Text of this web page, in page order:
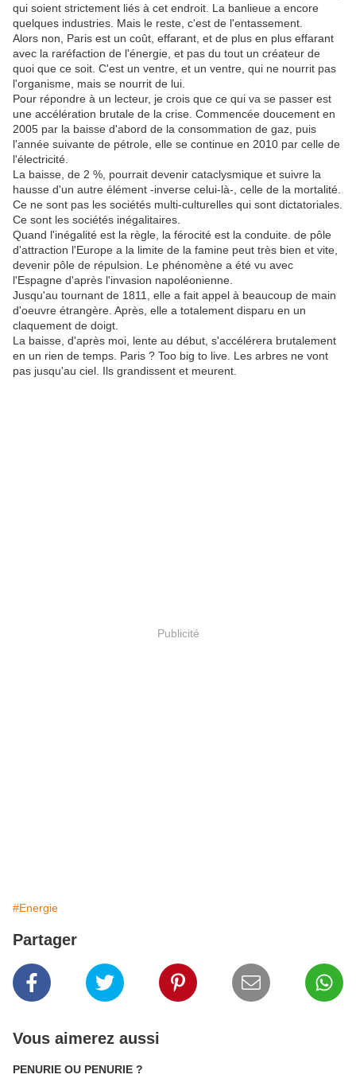
qui soient strictement liés à cet endroit. La banlieue a encore
quelques industries. Mais le reste, c'est de l'entassement.
Alors non, Paris est un coût, effarant, et de plus en plus effarant
avec la raréfaction de l'énergie, et pas du tout un créateur de
quoi que ce soit. C'est un ventre, et un ventre, qui ne nourrit pas
l'organisme, mais se nourrit de lui.
Pour répondre à un lecteur, je crois que ce qui va se passer est
une accélération brutale de la crise. Commencée doucement en
2005 par la baisse d'abord de la consommation de gaz, puis
l'année suivante de pétrole, elle se continue en 2010 par celle de
l'électricité.
La baisse, de 2 %, pourrait devenir cataclysmique et suivre la
hausse d'un autre élément -inverse celui-là-, celle de la mortalité.
Ce ne sont pas les sociétés multi-culturelles qui sont dictatoriales.
Ce sont les sociétés inégalitaires.
Quand l'inégalité est la règle, la férocité est la conduite. de pôle
d'attraction l'Europe a la limite de la famine peut très bien et vite,
devenir pôle de répulsion. Le phénomène a été vu avec
l'Espagne d'après l'invasion napoléonienne.
Jusqu'au tournant de 1811, elle a fait appel à beaucoup de main
d'oeuvre étrangère. Après, elle a totalement disparu en un
claquement de doigt.
La baisse, d'après moi, lente au début, s'accélérera brutalement
en un rien de temps. Paris ? Too big to live. Les arbres ne vont
pas jusqu'au ciel. Ils grandissent et meurent.
Publicité
#Energie
Partager
Vous aimerez aussi
PENURIE OU PENURIE ?